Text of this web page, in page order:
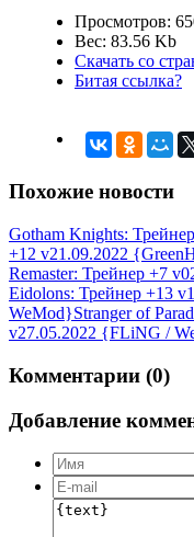
Просмотров:
Вес: 83.56 Kb
Скачать со
Битая ссылка?
Похожие новости
Gotham Knights:
+12 v21.09.2022
Remaster: Трейнер +7
Eidolons: Трейнер +13
WeMod}Stranger of
v27.05.2022 {FLiNG /
Комментарии (0)
Добавление